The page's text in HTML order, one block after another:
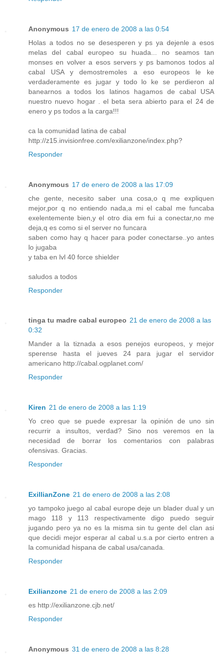
Anonymous 17 de enero de 2008 a las 0:54
Holas a todos no se desesperen y ps ya dejenle a esos
melas del cabal europeo su huada... no seamos tan
monses en volver a esos servers y ps bamonos todos al
cabal USA y demostremoles a eso europeos le ke
verdaderamente es jugar y todo lo ke se perdieron al
banearnos a todos los latinos hagamos de cabal USA
nuestro nuevo hogar . el beta sera abierto para el 24 de
enero y ps todos a la carga!!!
ca la comunidad latina de cabal
http://z15.invisionfree.com/exilianzone/index.php?
Responder
Anonymous 17 de enero de 2008 a las 17:09
che gente, necesito saber una cosa,o q me expliquen
mejor,por q no entiendo nada,a mi el cabal me funcaba
exelentemente bien,y el otro dia em fui a conectar,no me
deja,q es como si el server no funcara
saben como hay q hacer para poder conectarse..yo antes
lo jugaba
y taba en lvl 40 force shielder
saludos a todos
Responder
tinga tu madre cabal europeo 21 de enero de 2008 a las
0:32
Mander a la tiznada a esos penejos europeos, y mejor
sperense hasta el jueves 24 para jugar el servidor
americano http://cabal.ogplanet.com/
Responder
Kiren 21 de enero de 2008 a las 1:19
Yo creo que se puede expresar la opinión de uno sin
recurrir a insultos, verdad? Sino nos veremos en la
necesidad de borrar los comentarios con palabras
ofensivas. Gracias.
Responder
ExillianZone 21 de enero de 2008 a las 2:08
yo tampoko juego al cabal europe deje un blader dual y un
mago 118 y 113 respectivamente digo puedo seguir
jugando pero ya no es la misma sin tu gente del clan asi
que decidi mejor esperar al cabal u.s.a por cierto entren a
la comunidad hispana de cabal usa/canada.
Responder
Exilianzone 21 de enero de 2008 a las 2:09
es http://exilianzone.cjb.net/
Responder
Anonymous 31 de enero de 2008 a las 8:28